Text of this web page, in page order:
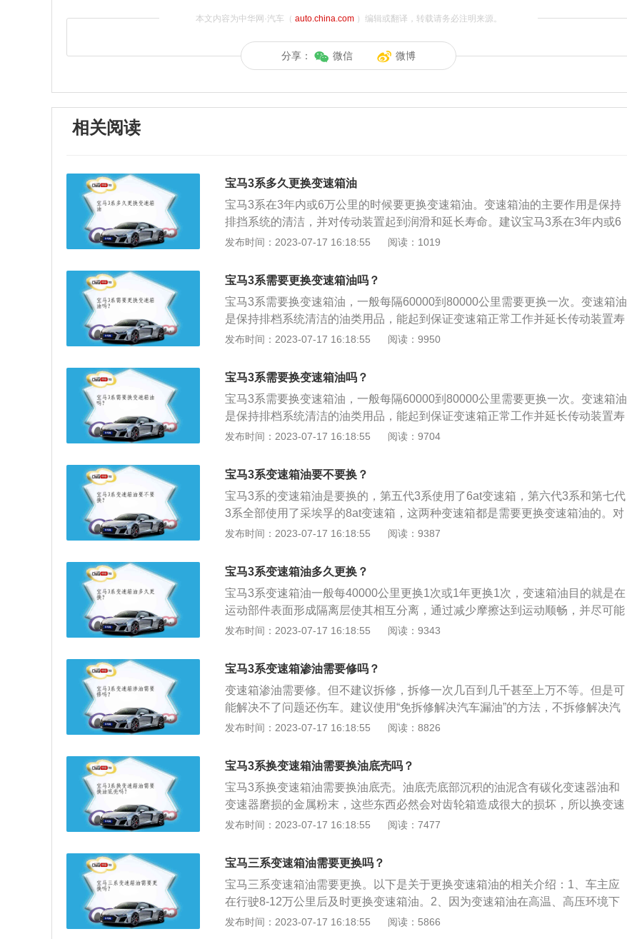
本文内容为中华网·汽车（ auto.china.com）编辑或翻译，转载请务必注明来源。
分享： 微信 微博
相关阅读
宝马3系多久更换变速箱油
宝马3系在3年内或6万公里的时候要更换变速箱油。变速箱油的主要作用是保持
排挡系统的清洁，并对传动装置起到润滑和延长寿命。建议宝马3系在3年内或6
万公里的时候要更换变速箱油，每次换4升机油，否则会导致变速箱换挡顿挫，
款变速箱换油的价格是比较贵的，建议大家去4s店更换变速箱油。宝马3系是宝
马旗下的一款运动型b级轿车，这款车已经被国产了，国产版车型使用了三款发
动机，分别是低功率版2.0升涡轮增压发动机，中功率版2.0升涡轮增压发动机，
高功率版2.0升涡轮增压发动机。低功率版2.0升涡轮增压发动机拥有156马力和2
50牛米的最大扭矩，这款发动机的最大功率转速为4500到6500转每分钟，最大
铝合金缸盖缸体。中功率版2.0升涡轮增压发动机拥有184马力和300牛米的最大
扭矩，这款发动机的最大功率转速为5000到6000转每分钟，最大扭矩转速为135
0到4000转每分钟。
发布时间：2023-07-17 16:18:55 阅读：1019
宝马3系需要更换变速箱油吗？
宝马3系需要换变速箱油，一般每隔60000到80000公里需要更换一次。变速箱油
是保持排档系统清洁的油类用品，能起到保证变速箱正常工作并延长传动装置寿
命的作用。更换变速器油的原因：变速器油的好坏同时影响到变速箱工作效率，
于市场上自动变速箱，事实上每一款自动变速箱的设计都有不同的技术要求，即
使是同一型号的变速箱配置在不同的车型，其扭矩、重量、转速、结构等都会不
同，因此原厂都有其自己指定的专用变速箱油。而不同的变速箱油，正是影响换
档品质的原因之一。
发布时间：2023-07-17 16:18:55 阅读：9950
宝马3系需要换变速箱油吗？
宝马3系需要换变速箱油，一般每隔60000到80000公里需要更换一次。变速箱油
是保持排档系统清洁的油类用品，能起到保证变速箱正常工作并延长传动装置寿
命的作用。更换变速器油的原因：变速器油的好坏同时影响到变速箱工作效率，
于市场上自动变速箱，事实上每一款自动变速箱的设计都有不同的技术要求，即
使是同一型号的变速箱配置在不同的车型，其扭矩、重量、转速、结构等都会不
同，因此原厂都有其自己指定的专用变速箱油。而不同的变速箱油，正是影响换
档品质的原因之一。
发布时间：2023-07-17 16:18:55 阅读：9704
宝马3系变速箱油要不要换？
宝马3系的变速箱油是要换的，第五代3系使用了6at变速箱，第六代3系和第七代
3系全部使用了采埃孚的8at变速箱，这两种变速箱都是需要更换变速箱油的。对
于at变速箱来说，变速箱油不仅起到润滑和散热的作用，还起到传递动力的作
液力变矩器是依靠变速箱油来传递动力的，建议at变速箱每隔6到8万公里更换一
次变速箱油。宝马3系的车身尺寸长宽高分别为4734mm、1811mm、1453mm，
轴距为2920mm。
发布时间：2023-07-17 16:18:55 阅读：9387
宝马3系变速箱油多久更换？
宝马3系变速箱油一般每40000公里更换1次或1年更换1次，变速箱油目的就是在
运动部件表面形成隔离层使其相互分离，通过减少摩擦达到运动顺畅，并尽可能
减少由此带来的部件变热和表面磨损。更换变速箱油注意事项：1、只有当发动
子以检查油位，变速箱油应该在加油器孔的底部；3、如果油位低时，添加变速
箱油直到开始溢出加油器孔，重新装上塞子。
发布时间：2023-07-17 16:18:55 阅读：9343
宝马3系变速箱渗油需要修吗？
变速箱渗油需要修。但不建议拆修，拆修一次几百到几千甚至上万不等。但是可
能解决不了问题还伤车。建议使用“免拆修解决汽车漏油”的方法，不拆修解决汽
车问题。变速箱渗油原因：漏油百分之90以上是因为油封腐蚀老化导致。尤其是
剂，后果就是密封件收缩变硬失去弹性，严重的甚至断裂（这种程度远远还达不
到，漏油保养的时候都会发现），漏油问题不可避免。变速箱渗油影响：变速箱
渗油会影响使用，影响汽车正常工作，当自动变速箱出现漏油故障而未及时处
理，汽车会出现动力减弱的现象。变速箱渗油，汽车出现起步无力、低挡有冲击
感，在驾驶汽车的过程中，汽车的动力无法提升，变速箱同时还会出现打滑的现
响。
发布时间：2023-07-17 16:18:55 阅读：8826
宝马3系换变速箱油需要换油底壳吗？
宝马3系换变速箱油需要换油底壳。油底壳底部沉积的油泥含有碳化变速器油和
变速器磨损的金属粉末，这些东西必然会对齿轮箱造成很大的损坏，所以换变速
箱油的时候油底壳也要一起更换。以下是变速箱常见故障：1、漏油：变速箱壳
原因是制造工艺不良造成壳体有沙眼。2、入档发动机熄火：挂入D或者R，发动
机熄火这种故障可能是锁止电磁阀损坏或锁止控制阀发卡造成。3、锁档：变速
箱的输入、输出信号不正确或者是各元件本身或线路不良导致，有时也会有变速
箱电脑和其他系统电脑的通信有问题而产生。4、入档无反应：挂D或者R档，然
后松开刹车后，车辆并不动。这种情况多是由于输入轴或者倒档离合器损坏，或
发布时间：2023-07-17 16:18:55 阅读：7477
宝马三系变速箱油需要更换吗？
宝马三系变速箱油需要更换。以下是关于更换变速箱油的相关介绍：1、车主应
在行驶8-12万公里后及时更换变速箱油。2、因为变速箱油在高温、高压环境下
会发生氧化，油品会发生变质，使得清洁、润滑、散热功能降低，所以需要及时
发布时间：2023-07-17 16:18:55 阅读：5866